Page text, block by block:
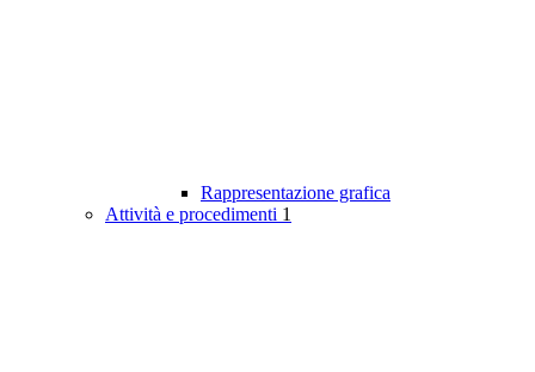
Rappresentazione grafica
Attività e procedimenti 1